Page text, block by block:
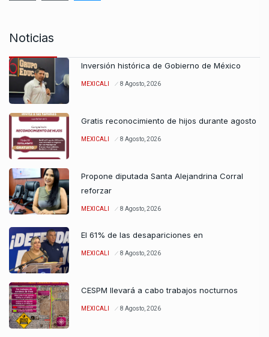
Noticias
Inversión histórica de Gobierno de México
MEXICALI 8 Agosto, 2026
Gratis reconocimiento de hijos durante agosto
MEXICALI 8 Agosto, 2026
Propone diputada Santa Alejandrina Corral
reforzar
MEXICALI 8 Agosto, 2026
El 61% de las desapariciones en
MEXICALI 8 Agosto, 2026
CESPM llevará a cabo trabajos nocturnos
MEXICALI 8 Agosto, 2026